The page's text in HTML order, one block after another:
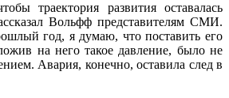
траектория развития оставалась
Вольфф представителям СМИ.
год, я думаю, что поставить его
на него такое давление, было не
Авария, конечно, оставила след в